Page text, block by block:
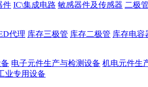
件 IC\集成电路 敏感器件及传感器 二极管
代理 库存三极管 库存二极管 库存电容
电子元件生产与检测设备 机电元件生
业专用设备